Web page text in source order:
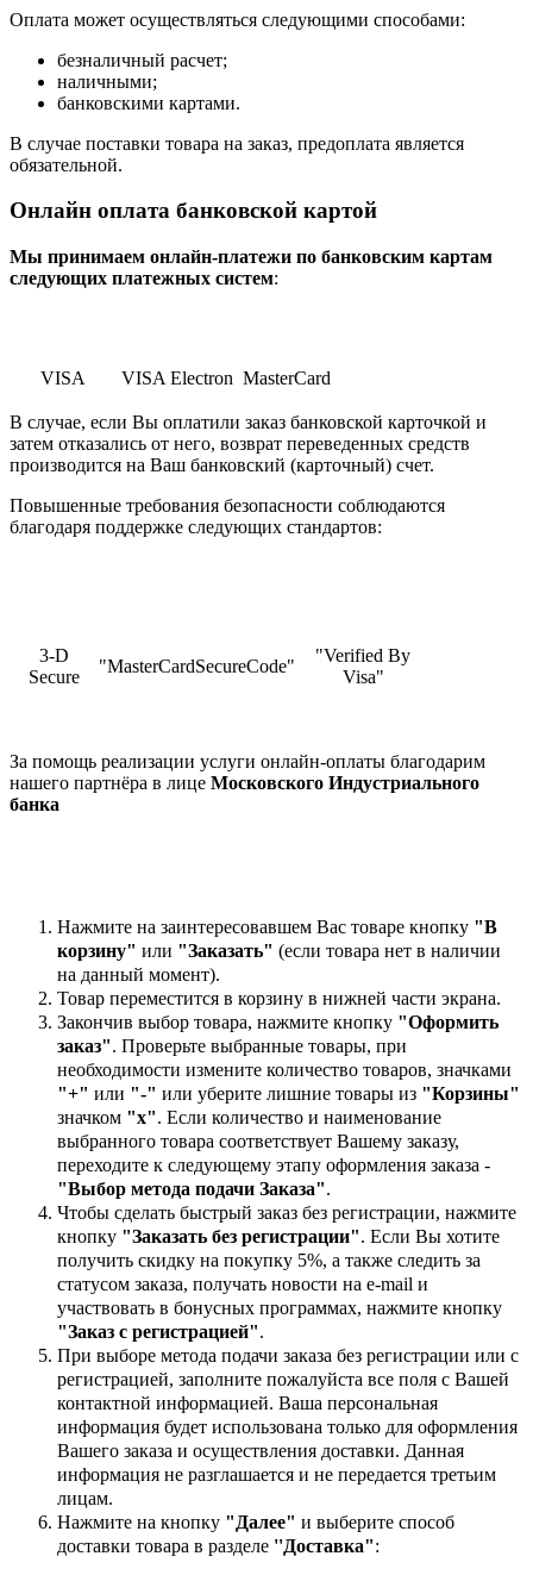
Оплата может осуществляться следующими способами:
безналичный расчет;
наличными;
банковскими картами.
В случае поставки товара на заказ, предоплата является
обязательной.
Онлайн оплата банковской картой
Мы принимаем онлайн-платежи по банковским картам
cледующих платежных систем:
VISA VISA Electron MasterCard
В случае, если Вы оплатили заказ банковской карточкой и
затем отказались от него, возврат переведенных средств
производится на Ваш банковский (карточный) счет.
Повышенные требования безопасности соблюдаются
благодаря поддержке следующих стандартов:
3-D
Secure
"MasterCardSecureCode"
"Verified By
Visa"
За помощь реализации услуги онлайн-оплаты благодарим
нашего партнёра в лице Московского Индустриального
банка
Нажмите на заинтересовавшем Вас товаре кнопку "В
корзину" или "Заказать" (если товара нет в наличии
на данный момент).
Товар переместится в корзину в нижней части экрана.
Закончив выбор товара, нажмите кнопку "Оформить
заказ". Проверьте выбранные товары, при
необходимости измените количество товаров, значками
"+" или "-" или уберите лишние товары из "Корзины"
значком "х". Если количество и наименование
выбранного товара соответствует Вашему заказу,
переходите к следующему этапу оформления заказа -
"Выбор метода подачи Заказа".
Чтобы сделать быстрый заказ без регистрации, нажмите
кнопку "Заказать без регистрации". Если Вы хотите
получить скидку на покупку 5%, а также следить за
статусом заказа, получать новости на e-mail и
участвовать в бонусных программах, нажмите кнопку
"Заказ с регистрацией".
При выборе метода подачи заказа без регистрации или с
регистрацией, заполните пожалуйста все поля с Вашей
контактной информацией. Ваша персональная
информация будет использована только для оформления
Вашего заказа и осуществления доставки. Данная
информация не разглашается и не передается третьим
лицам.
Нажмите на кнопку "Далее" и выберите способ
доставки товара в разделе ''Доставка":